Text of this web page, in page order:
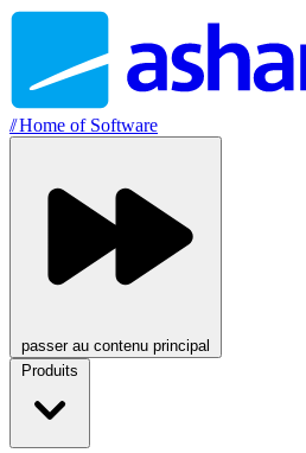
//Home of Software
passer au contenu principal
Produits